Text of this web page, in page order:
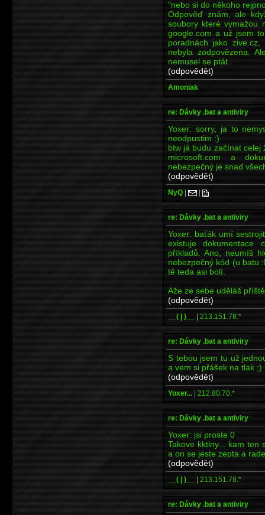
"nebo si do někoho
Odpověď znám, ale
soubory které vymažou
google.com a už jsem
poradnách jako
nebyla zodpovězena.
nemusel se ptát.
(odpovědět)
Amoniak
re: Dávky .bat a antiviry
Yoxer: sorry, ja to
neodpustim :)
btw já budu začínat celej
microsoft.com a
nebezpečný je snad
(odpovědět)
NyQ | |
re: Dávky .bat a antiviry
Yoxer: baťák umí
existuje dokumentace
příkladů. Ano, neumíš
nebezpečný kód (u batu
tě teda asi bolí.
Aže ze sebe uděláš
(odpovědět)
__( | )__ | 213.151.78.*
re: Dávky .bat a antiviry
S tebou jsem tu už
a vem si přášek na tlak ;)
(odpovědět)
Yoxer... | 212.80.70.*
re: Dávky .bat a antiviry
Yoxer: jsi proste 0
Takove kktiny... kam ten
a on se jeste zepta a
(odpovědět)
__( | )__ | 213.151.78.*
re: Dávky .bat a antiviry